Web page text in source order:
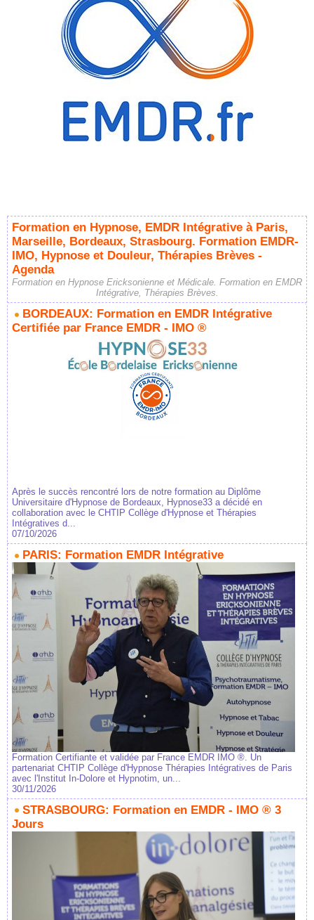
Formation en Hypnose, EMDR Intégrative à Paris,
Marseille, Bordeaux, Strasbourg. Formation EMDR-
IMO, Hypnose et Douleur, Thérapies Brèves -
Agenda
Formation en Hypnose Ericksonienne et Médicale. Formation en EMDR
Intégrative, Thérapies Brèves.
BORDEAUX: Formation en EMDR Intégrative
Certifiée par France EMDR - IMO ®
Après le succès rencontré lors de notre formation au Diplôme
Universitaire d'Hypnose de Bordeaux, Hypnose33 a décidé en
collaboration avec le CHTIP Collège d'Hypnose et Thérapies
Intégratives d...
07/10/2026
PARIS: Formation EMDR Intégrative
Formation Certifiante et validée par France EMDR IMO ®. Un
partenariat CHTIP Collège d'Hypnose Thérapies Intégratives de Paris
avec l'Institut In-Dolore et Hypnotim, un...
30/11/2026
STRASBOURG: Formation en EMDR - IMO ® 3
Jours